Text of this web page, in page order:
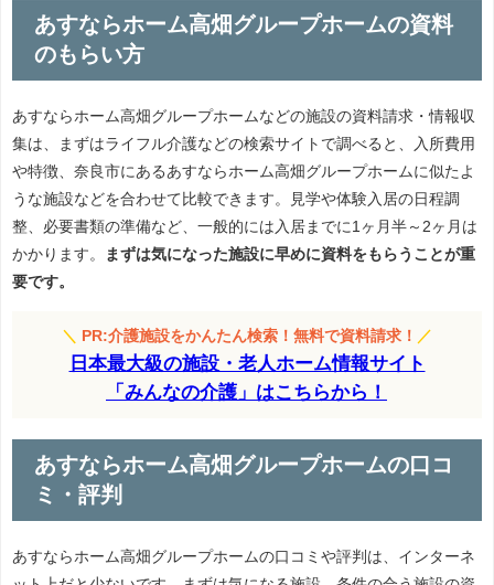
あすならホーム高畑グループホームの資料
のもらい方
あすならホーム高畑グループホームなどの施設の資料請求・情報収
集は、まずはライフル介護などの検索サイトで調べると、入所費用
や特徴、奈良市にあるあすならホーム高畑グループホームに似たよ
うな施設などを合わせて比較できます。見学や体験入居の日程調
整、必要書類の準備など、一般的には入居までに1ヶ月半～2ヶ月は
かかります。
まずは気になった施設に早めに資料をもらうことが重
要です。
＼ PR:介護施設をかんたん検索！無料で資料請求！ ／
日本最大級の施設・老人ホーム情報サイト
「みんなの介護」はこちらから！
あすならホーム高畑グループホームの口コ
ミ・評判
あすならホーム高畑グループホームの口コミや評判は、インターネ